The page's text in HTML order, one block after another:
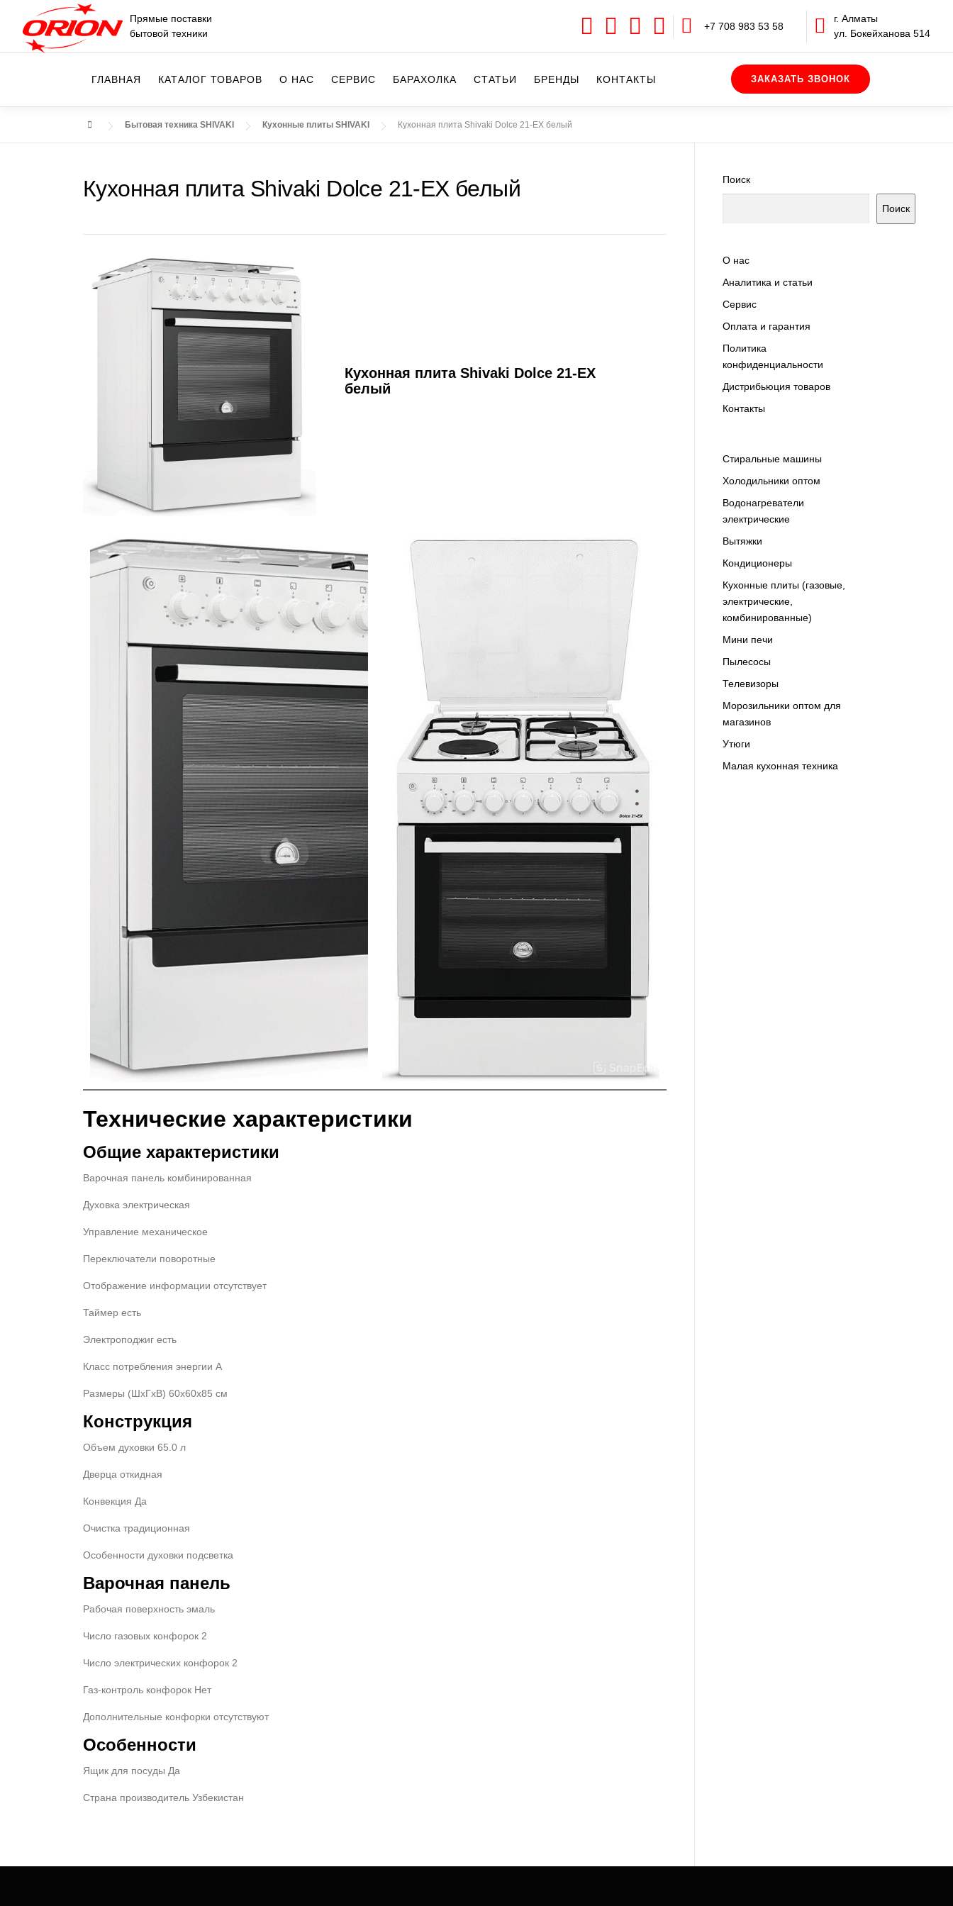
содержимому
Прямые поставки
бытовой техники
+7 708 983 53 58
г. Алматы
ул. Бокейханова 514
ГЛАВНАЯ КАТАЛОГ ТОВАРОВ О НАС СЕРВИС БАРАХОЛКА CТАТЬИ БРЕНДЫ КОНТАКТЫ
Бытовая техника SHIVAKI Кухонные плиты SHIVAKI Кухонная плита Shivaki Dolce 21-EX белый
Кухонная плита Shivaki Dolce 21-EX белый
Кухонная плита Shivaki Dolce 21-EX
белый
Технические характеристики
Общие характеристики
Варочная панель комбинированная
Духовка электрическая
Управление механическое
Переключатели поворотные
Отображение информации отсутствует
Таймер есть
Электроподжиг есть
Класс потребления энергии A
Размеры (ШхГхВ) 60x60x85 см
Конструкция
Объем духовки 65.0 л
Дверца откидная
Конвекция Да
Очистка традиционная
Особенности духовки подсветка
Варочная панель
Рабочая поверхность эмаль
Число газовых конфорок 2
Число электрических конфорок 2
Газ-контроль конфорок Нет
Дополнительные конфорки отсутствуют
Особенности
Ящик для посуды Да
Страна производитель Узбекистан
Поиск
Поиск
О нас
Аналитика и статьи
Сервис
Оплата и гарантия
Политика
конфиденциальности
Дистрибьюция товаров
Контакты
Cтиральные машины
Холодильники оптом
Водонагреватели
электрические
Вытяжки
Кондиционеры
Кухонные плиты (газовые,
электрические,
комбинированные)
Мини печи
Пылесосы
Телевизоры
Морозильники оптом для
магазинов
Утюги
Малая кухонная техника